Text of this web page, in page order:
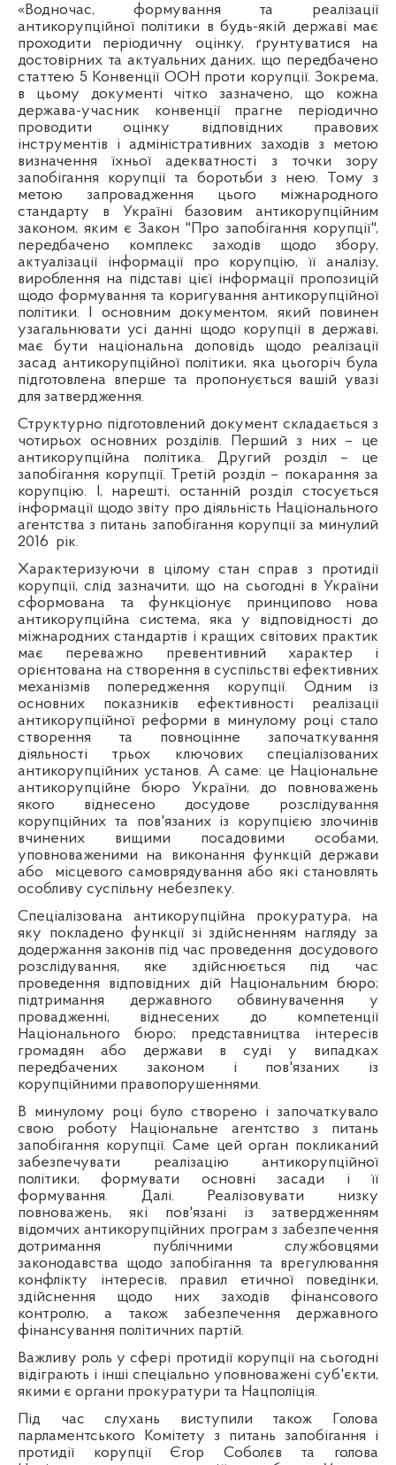
«Водночас, формування та реалізації
антикорупційної політики в будь-якій державі має
проходити періодичну оцінку, ґрунтуватися на
достовірних та актуальних даних, що передбачено
статтею 5 Конвенції ООН проти корупції. Зокрема,
в цьому документі чітко зазначено, що кожна
держава-учасник конвенції прагне періодично
проводити оцінку відповідних правових
інструментів і адміністративних заходів з метою
визначення їхньої адекватності з точки зору
запобігання корупції та боротьби з нею. Тому з
метою запровадження цього міжнародного
стандарту в Україні базовим антикорупційним
законом, яким є Закон "Про запобігання корупції",
передбачено комплекс заходів щодо збору,
актуалізації інформації про корупцію, її аналізу,
вироблення на підставі цієї інформації пропозицій
щодо формування та коригування антикорупційної
політики. І основним документом, який повинен
узагальнювати усі данні щодо корупції в державі,
має бути національна доповідь щодо реалізації
засад антикорупційної політики, яка цьогоріч була
підготовлена вперше та пропонується вашій увазі
для затвердження.
Структурно підготовлений документ складається з
чотирьох основних розділів. Перший з них – це
антикорупційна політика. Другий розділ – це
запобігання корупції. Третій розділ – покарання за
корупцію. І, нарешті, останній розділ стосується
інформації щодо звіту про діяльність Національного
агентства з питань запобігання корупції за минулий
2016 рік.
Характеризуючи в цілому стан справ з протидії
корупції, слід зазначити, що на сьогодні в України
сформована та функціонує принципово нова
антикорупційна система, яка у відповідності до
міжнародних стандартів і кращих світових практик
має переважно превентивний характер і
орієнтована на створення в суспільстві ефективних
механізмів попередження корупції. Одним із
основних показників ефективності реалізації
антикорупційної реформи в минулому році стало
створення та повноцінне започаткування
діяльності трьох ключових спеціалізованих
антикорупційних установ. А саме: це Національне
антикорупційне бюро України, до повноважень
якого віднесено досудове розслідування
корупційних та пов'язаних із корупцією злочинів
вчинених вищими посадовими особами,
уповноваженими на виконання функцій держави
або
місцевого самоврядування або які становлять
особливу суспільну небезпеку.
Спеціалізована антикорупційна прокуратура, на
яку покладено функції зі здійсненням нагляду за
додержання законів під час проведення досудового
розслідування, яке здійснюється під час
проведення відповідних дій Національним бюро;
підтримання державного обвинувачення у
провадженні, віднесених до компетенції
Національного бюро; представництва інтересів
громадян або держави в суді у випадках
передбачених законом і пов'язаних із
корупційними правопорушеннями.
В минулому році було створено і започаткувало
свою роботу Національне агентство з питань
запобігання корупції. Саме цей орган покликаний
забезпечувати реалізацію антикорупційної
політики, формувати основні засади і її
формування. Далі. Реалізовувати низку
повноважень, які пов'язані із затвердженням
відомчих антикорупційних програм з забезпечення
дотримання публічними службовцями
законодавства щодо запобігання та врегулювання
конфлікту інтересів, правил етичної поведінки,
здійснення щодо них заходів фінансового
контролю, а також забезпечення державного
фінансування політичних партій.
Важливу роль у сфері протидії корупції на сьогодні
відіграють і інші спеціально уповноважені суб'єкти,
якими є органи прокуратури та Нацполіція.
Під час слухань виступили також Голова
парламентського Комітету з питань запобігання і
протидії корупції Єгор Соболєв та голова